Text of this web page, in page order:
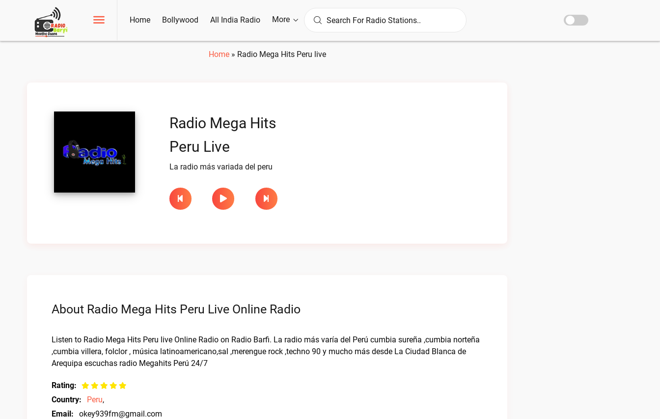
Home Bollywood All India Radio More
Home» Radio Mega Hits Peru live
Radio Mega Hits
Peru Live
La radio más variada del peru
About Radio Mega Hits Peru Live Online Radio
Listen to Radio Mega Hits Peru live Online Radio on Radio Barfi. La radio más varía del Perú cumbia sureña ,cumbia norteña
,cumbia villera, folclor , música latinoamericano,sal ,merengue rock ,techno 90 y mucho más desde La Ciudad Blanca de
Arequipa escuchas radio Megahits Perú 24/7
Rating:
Country:
Peru,
Email:
okey939fm@gmail.com